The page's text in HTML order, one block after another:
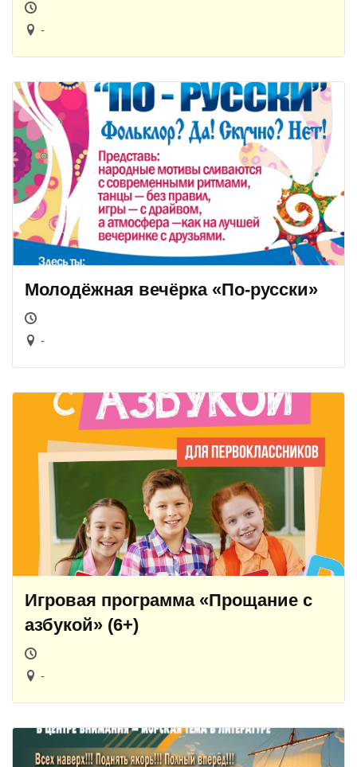
-
Молодёжная вечёрка «По-русски»
-
Игровая программа «Прощание с
азбукой» (6+)
-